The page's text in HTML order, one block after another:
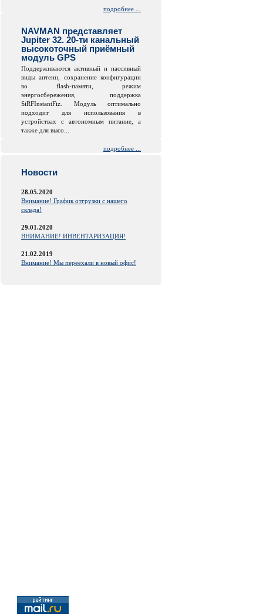
подробнее ...
NAVMAN представляет
Jupiter 32. 20-ти канальный
высокоточный приёмный
модуль GPS
Поддерживаются активный и пассивный
виды антенн, сохранение конфигурации
во flash-памяти, режим
энергосбережения, поддержка
SiRFInstantFiz. Модуль оптимально
подходит для использования в
устройствах с автономным питание, а
также для высо...
подробнее ...
Новости
28.05.2020
Внимание! График отгрузки с нашего
склада!
29.01.2020
ВНИМАНИЕ! ИНВЕНТАРИЗАЦИЯ!
21.02.2019
Внимание! Мы переехали в новый офис!